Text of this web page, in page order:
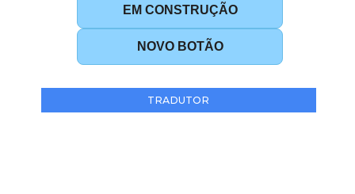
EM CONSTRUÇÃO
NOVO BOTÃO
TRADUTOR